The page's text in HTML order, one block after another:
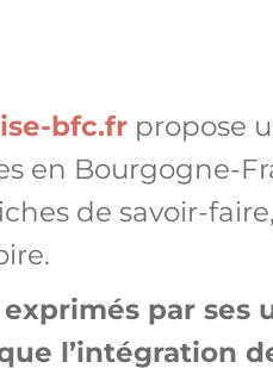
bfc.frpropose
en Bourgogne-
de savoir-
par ses
l’intégration